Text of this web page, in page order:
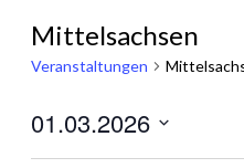
Mittelsachsen
Veranstaltungen
01.03.2026